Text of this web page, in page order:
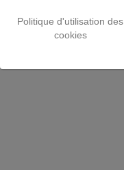
Politique d'utilisation des
cookies